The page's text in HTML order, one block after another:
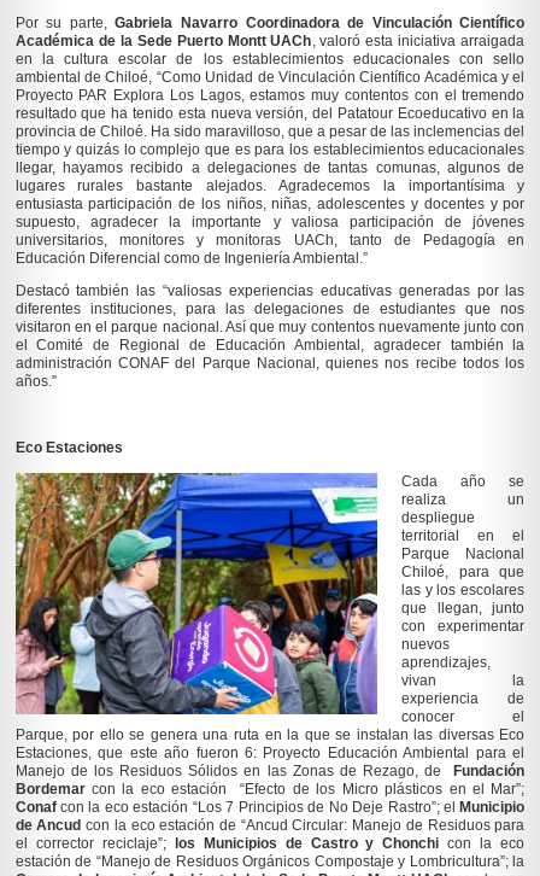
Por su parte,Gabriela Navarro Coordinadora de Vinculación Científico
Académica de la Sede Puerto Montt UACh, valoró esta iniciativa arraigada
en la cultura escolar de los establecimientos educacionales con sello
ambiental de Chiloé, “Como Unidad de Vinculación Científico Académica y el
Proyecto PAR Explora Los Lagos, estamos muy contentos con el tremendo
resultado que ha tenido esta nueva versión, del Patatour Ecoeducativo en la
provincia de Chiloé. Ha sido maravilloso, que a pesar de las inclemencias del
tiempo y quizás lo complejo que es para los establecimientos educacionales
llegar, hayamos recibido a delegaciones de tantas comunas, algunos de
lugares rurales bastante alejados. Agradecemos la importantísima y
entusiasta participación de los niños, niñas, adolescentes y docentes y por
supuesto, agradecer la importante y valiosa participación de jóvenes
universitarios, monitores y monitoras UACh, tanto de Pedagogía en
Educación Diferencial como de Ingeniería Ambiental.”
Destacó también las “valiosas experiencias educativas generadas por las
diferentes instituciones, para las delegaciones de estudiantes que nos
visitaron en el parque nacional. Así que muy contentos nuevamente junto con
el Comité de Regional de Educación Ambiental, agradecer también la
administración CONAF del Parque Nacional, quienes nos recibe todos los
años.”
Eco Estaciones
Cada año se
realiza un
despliegue
territorial en el
Parque Nacional
Chiloé, para que
las y los escolares
que llegan, junto
con experimentar
nuevos
aprendizajes,
vivan la
experiencia de
conocer el
Parque, por ello se genera una ruta en la que se instalan las diversas Eco
Estaciones, que este año fueron 6: Proyecto Educación Ambiental para el
Manejo de los Residuos Sólidos en las Zonas de Rezago, deFundación
Bordemarcon la eco estación “Efecto de los Micro plásticos en el Mar”;
Conafcon la eco estación “Los 7 Principios de No Deje Rastro”; elMunicipio
de Ancud con la eco estación de “Ancud Circular: Manejo de Residuos para
el corrector reciclaje”; los Municipios de Castro y Chonchi con la eco
estación de “Manejo de Residuos Orgánicos Compostaje y Lombricultura”; la